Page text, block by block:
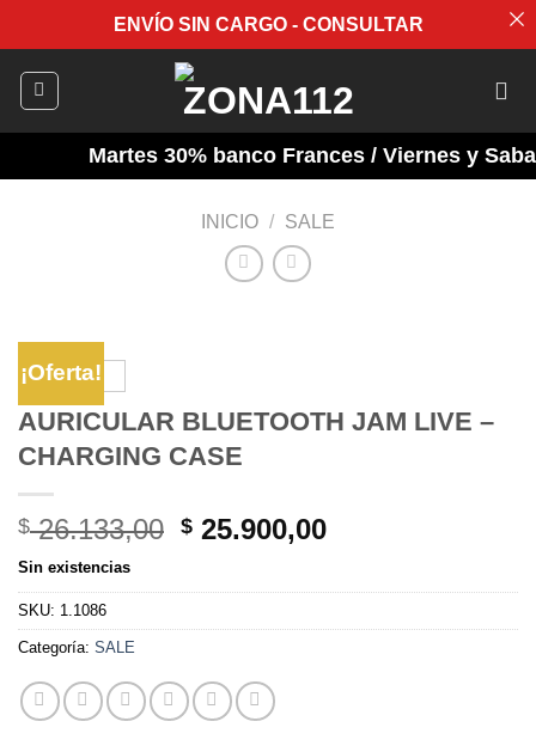
ENVÍO SIN CARGO - CONSULTAR
Martes 30% banco Frances / Viernes y
INICIO / SALE
¡Oferta!
AURICULAR BLUETOOTH JAM LIVE –
CHARGING CASE
$26.133,00 El
original
$ 25.900,00El
actual
Sin existencias
SKU: 1.1086
Categoría: SALE